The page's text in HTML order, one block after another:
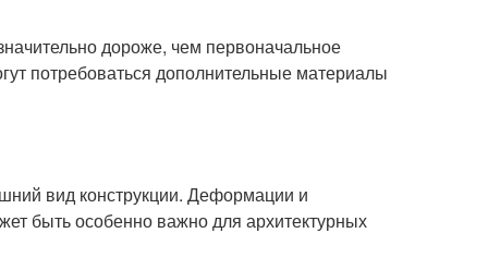
дороже, чем первоначальное
потребоваться дополнительные материалы
вид конструкции. Деформации и
быть особенно важно для архитектурных